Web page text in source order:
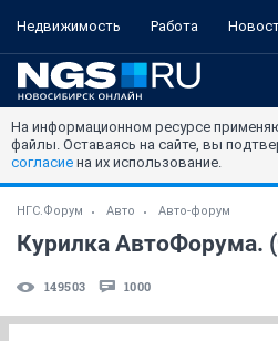
Недвижимость Работа
На информационном ресурсе
файлы. Оставаясь на сайте, вы
согласие на их использование.
НГС.Форум Авто Авто-форум
Курилка АвтоФорума.
149503 1000